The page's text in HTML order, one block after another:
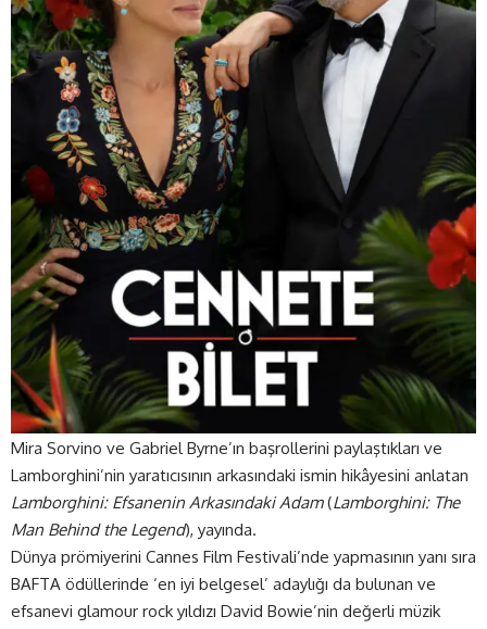
Mira Sorvino ve Gabriel Byrne’ın başrollerini paylaştıkları ve
Lamborghini’nin yaratıcısının arkasındaki ismin hikâyesini anlatan
Lamborghini: Efsanenin Arkasındaki Adam(Lamborghini: The
Man Behind the Legend), yayında.
Dünya prömiyerini Cannes Film Festivali’nde yapmasının yanı sıra
BAFTA ödüllerinde ‘en iyi belgesel’ adaylığı da bulunan ve
efsanevi glamour rock yıldızı David Bowie’nin değerli müzik